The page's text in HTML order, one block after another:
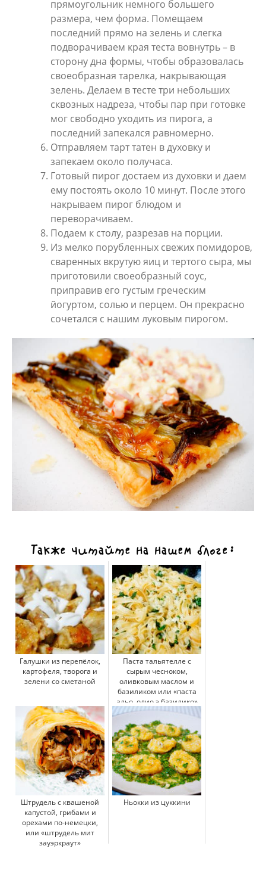
прямоугольник немного большего
размера, чем форма. Помещаем
последний прямо на зелень и слегка
подворачиваем края теста вовнутрь – в
сторону дна формы, чтобы образовалась
своеобразная тарелка, накрывающая
зелень. Делаем в тесте три небольших
сквозных надреза, чтобы пар при готовке
мог свободно уходить из пирога, а
последний запекался равномерно.
Отправляем тарт татен в духовку и
запекаем около получаса.
Готовый пирог достаем из духовки и даем
ему постоять около 10 минут. После этого
накрываем пирог блюдом и
переворачиваем.
Подаем к столу, разрезав на порции.
Из мелко порубленных свежих помидоров,
сваренных вкрутую яиц и тертого сыра, мы
приготовили своеобразный соус,
приправив его густым греческим
йогуртом, солью и перцем. Он прекрасно
сочетался с нашим луковым пирогом.
Также читайте на нашем блоге:
Галушки из перепёлок,
картофеля, творога и
зелени со сметаной
Паста тальятелле с
сырым чесноком,
оливковым маслом и
базиликом или «паста
альо, олио э базилико»
Штрудель с квашеной
капустой, грибами и
орехами по-немецки,
или «штрудель мит
зауэркраут»
Ньокки из цуккини